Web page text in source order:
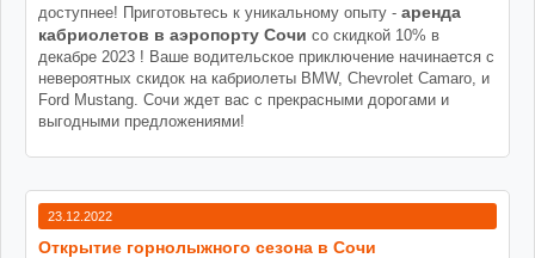
доступнее! Приготовьтесь к уникальному опыту - аренда
кабриолетов в аэропорту Сочи со скидкой 10% в
декабре 2023 ! Ваше водительское приключение начинается с
невероятных скидок на кабриолеты BMW, Chevrolet Camaro, и
Ford Mustang. Сочи ждет вас с прекрасными дорогами и
выгодными предложениями!
23.12.2022
Открытие горнолыжного сезона в Сочи